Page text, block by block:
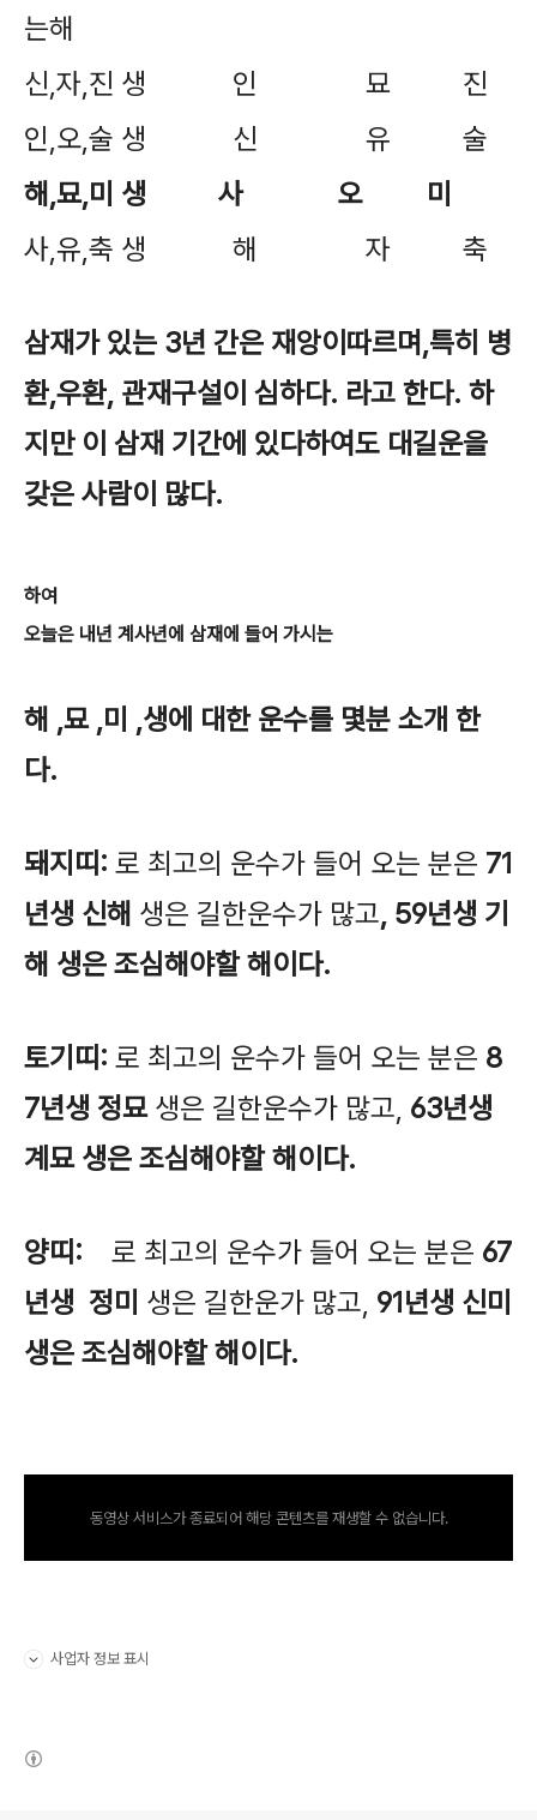
는해
신,자,진 생 인 묘 진
인,오,술 생 신 유 술
해,묘,미 생 사 오 미
사,유,축 생 해 자 축
삼재가 있는 3년 간은 재앙이따르며,특히 병
환,우환, 관재구설이 심하다. 라고 한다. 하
지만 이 삼재 기간에 있다하여도 대길운을
갖은 사람이 많다.
하여
오늘은 내년 계사년에 삼재에 들어 가시는
해 ,묘 ,미 ,생에 대한 운수를 몇분 소개 한
다.
돼지띠: 로 최고의 운수가 들어 오는 분은 71
년생 신해 생은 길한운수가 많고, 59년생 기
해 생은 조심해야할 해이다.
토기띠: 로 최고의 운수가 들어 오는 분은 8
7년생 정묘 생은 길한운수가 많고, 63년생
계묘 생은 조심해야할 해이다.
양띠: 로 최고의 운수가 들어 오는 분은 67
년생 정미 생은 길한운가 많고, 91년생 신미
생은 조심해야할 해이다.
동영상 서비스가 종료되어 해당 콘텐츠를 재생할 수 없습니다.
사업자 정보 표시